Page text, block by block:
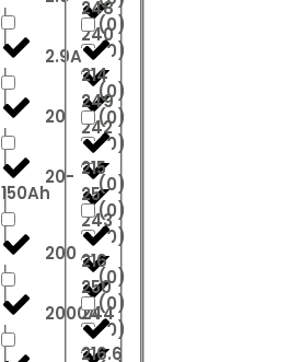
2.9Ah
20
20-
150Ah
200
2000A
240
(0)
242
(0)
243
(0)
244
(0)
248
(0)
249
(0)
25
(0)
250
(0)
214
(0)
215
(0)
216
(0)
216.6